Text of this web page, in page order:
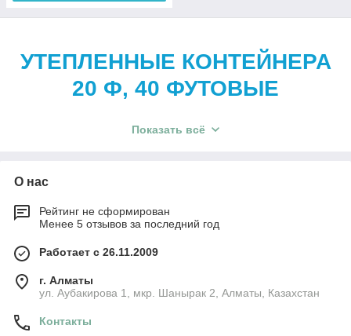
УТЕПЛЕННЫЕ КОНТЕЙНЕРА
20 Ф, 40 ФУТОВЫЕ
Логистика - экономия на доставке, до 2 ед.
Мобильность - монтаж и демонтаж
Показать всё
О нас
Рейтинг не сформирован
Менее 5 отзывов за последний год
Работает с 26.11.2009
г. Алматы
ул. Аубакирова 1, мкр. Шанырак 2, Алматы, Казахстан
Контакты